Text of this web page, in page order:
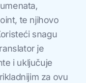
te njihovo
snagu
je
i uključuje
za ovu